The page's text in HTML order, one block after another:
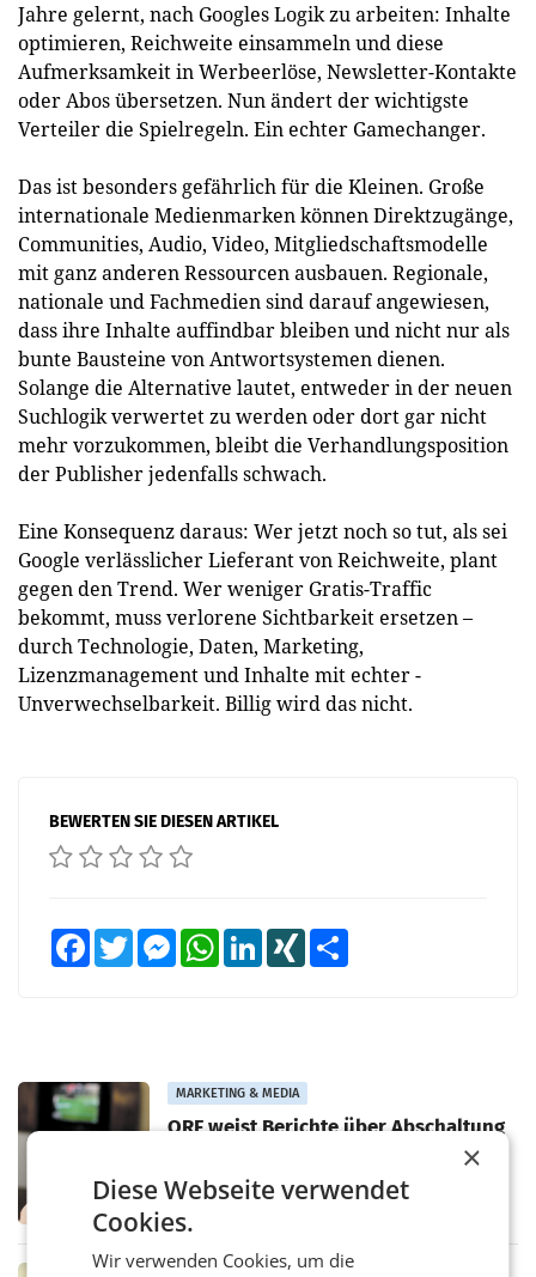
Jahre gelernt, nach Googles Logik zu arbeiten: Inhalte
optimieren, Reichweite einsammeln und diese
Aufmerksamkeit in Werbeerlöse, Newsletter-Kontakte
oder Abos übersetzen. Nun ändert der wichtigste
Verteiler die Spielregeln. Ein echter Gamechanger.
Das ist besonders gefährlich für die Kleinen. Große
internationale Medienmarken können Direktzugänge,
Communities, Audio, Video, Mitgliedschaftsmodelle
mit ganz anderen Ressourcen ausbauen. Regionale,
nationale und Fachmedien sind darauf angewiesen,
dass ihre Inhalte auffindbar bleiben und nicht nur als
bunte Bausteine von Antwortsystemen dienen.
Solange die Alternative lautet, entweder in der neuen
Suchlogik verwertet zu werden oder dort gar nicht
mehr vorzukommen, bleibt die Verhandlungs­position
der Publisher jedenfalls schwach.
Eine Konsequenz daraus: Wer jetzt noch so tut, als sei
Google verlässlicher Lieferant von Reichweite, plant
gegen den Trend. Wer weniger Gratis-Traffic
bekommt, muss verlorene Sichtbarkeit ersetzen –
durch Technologie, Daten, Marketing,
Lizenzmanagement und Inhalte mit echter ­
Unverwechselbarkeit. Billig wird das nicht.
BEWERTEN SIE DIESEN ARTIKEL
FacebookTwitter MessengerWhatsAppLinkedInXING
MARKETING & MEDIA
ORF weist Berichte über Abschaltung
von TV- und Radioempfang zurück
– Der ORF weist eine Berichterstattung der
„Kronen Zeitung“ und eine Aussendung der
terrestrischen Sendernetzes zurück. Die
Darstellung,
×
Diese Webseite verwendet
Cookies.
Wir verwenden Cookies, um die